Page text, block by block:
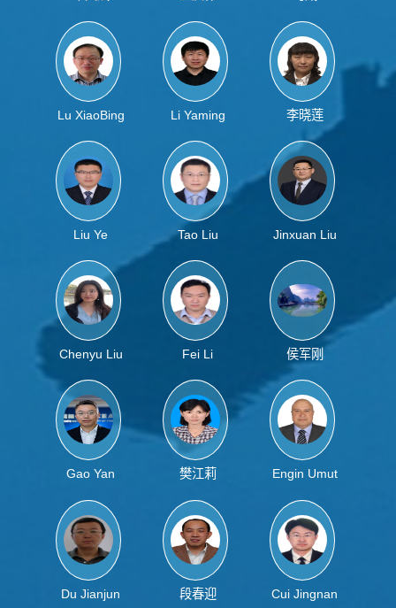
Lu XiaoBing Li Yaming 李晓莲
Liu Ye Tao Liu Jinxuan Liu
Chenyu Liu Fei Li 侯军刚
Gao Yan 樊江莉
Engin Umut
Akkaya
Du Jianjun 段春迎 Cui Jingnan